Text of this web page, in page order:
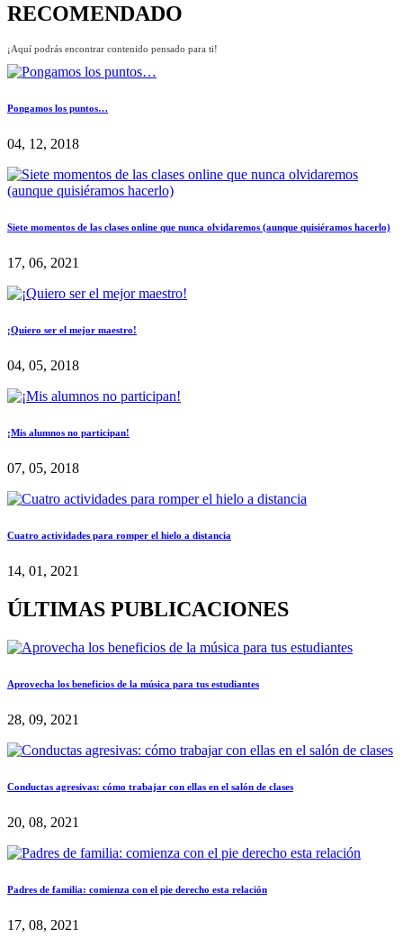
RECOMENDADO
¡Aquí podrás encontrar contenido pensado para ti!
Pongamos los puntos…
04, 12, 2018
Siete momentos de las clases online que nunca olvidaremos (aunque quisiéramos hacerlo)
17, 06, 2021
¡Quiero ser el mejor maestro!
04, 05, 2018
¡Mis alumnos no participan!
07, 05, 2018
Cuatro actividades para romper el hielo a distancia
14, 01, 2021
ÚLTIMAS PUBLICACIONES
Aprovecha los beneficios de la música para tus estudiantes
28, 09, 2021
Conductas agresivas: cómo trabajar con ellas en el salón de clases
20, 08, 2021
Padres de familia: comienza con el pie derecho esta relación
17, 08, 2021